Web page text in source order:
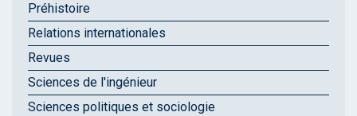
Préhistoire
Relations internationales
Revues
Sciences de l'ingénieur
Sciences politiques et sociologie